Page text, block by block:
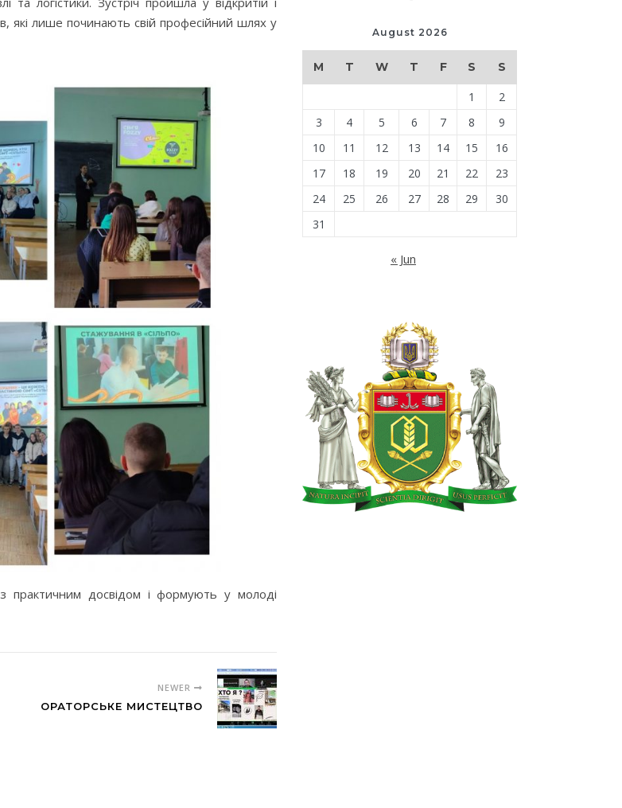
які лише починають свій професійний шлях у
практичним досвідом і формують у молоді
NEWER
ОРАТОРСЬКЕ МИСТЕЦТВО
August 2026
M T W T F S S
1
2
3
4 5 6 7 8
9
10
11 12 13 14 15
16
17
18 19 20 21 22
23
24
25 26 27 28 29
30
31
« Jun